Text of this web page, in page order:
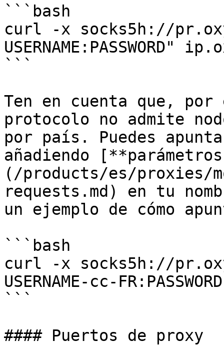
```bash
curl -x socks5h://
```
Ten en cuenta que, por
protocolo no admite
por país. Puedes
añadiendo
(/products/es/proxies/
requests.md) en tu
un ejemplo de cómo
```bash
curl -x socks5h://
USERNAME-cc-
```
#### Puertos de proxy